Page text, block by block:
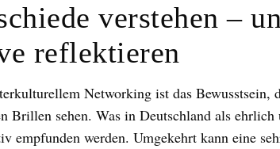
verstehen –
reflektieren
Networking ist das Bewusstsein,
Brillen sehen. Was in Deutschland als
empfunden werden. Umgekehrt kann eine